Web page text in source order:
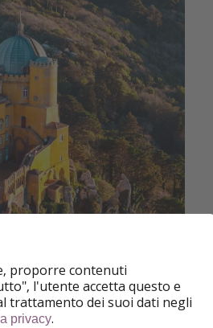
proporre contenuti
l'utente accetta questo e
trattamento dei suoi dati negli
privacy.